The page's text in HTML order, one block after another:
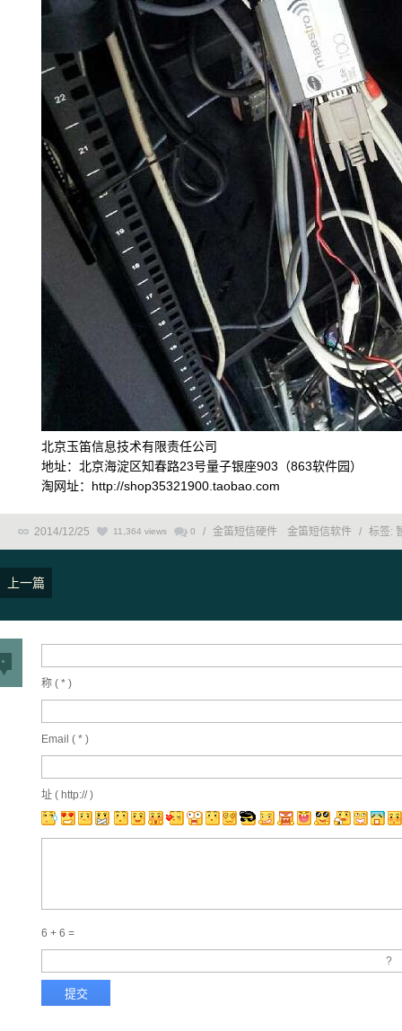
北京玉笛信息技术有限责任公司
地址：北京海淀区知春路23号量子银座903（863软件园）
淘网址：http://shop35321900.taobao.com
2014/12/25 11,364 views 0 / 金笛短信硬件 金笛短信软件 / 标签:
上一篇
称 ( * )
Email ( * )
址 ( http:// )
6 + 6 =